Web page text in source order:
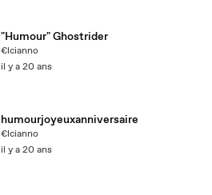
"Humour" Ghostrider
€lcianno
il y a 20 ans
humourjoyeuxanniversaire
€lcianno
il y a 20 ans